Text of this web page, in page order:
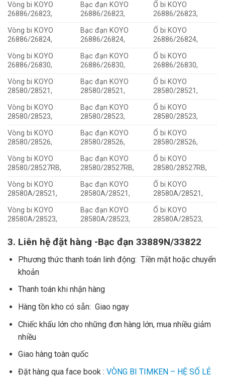
Vòng bi KOYO
26886/26823,
Bạc đạn KOYO
26886/26823,
Ổ bi KOYO
26886/26823,
Vòng bi KOYO
26886/26824,
Bạc đạn KOYO
26886/26824,
Ổ bi KOYO
26886/26824,
Vòng bi KOYO
26886/26830,
Bạc đạn KOYO
26886/26830,
Ổ bi KOYO
26886/26830,
Vòng bi KOYO
28580/28521,
Bạc đạn KOYO
28580/28521,
Ổ bi KOYO
28580/28521,
Vòng bi KOYO
28580/28523,
Bạc đạn KOYO
28580/28523,
Ổ bi KOYO
28580/28523,
Vòng bi KOYO
28580/28526,
Bạc đạn KOYO
28580/28526,
Ổ bi KOYO
28580/28526,
Vòng bi KOYO
28580/28527RB,
Bạc đạn KOYO
28580/28527RB,
Ổ bi KOYO
28580/28527RB,
Vòng bi KOYO
28580A/28521,
Bạc đạn KOYO
28580A/28521,
Ổ bi KOYO
28580A/28521,
Vòng bi KOYO
28580A/28523,
Bạc đạn KOYO
28580A/28523,
Ổ bi KOYO
28580A/28523,
3. Liên hệ đặt hàng -Bạc đạn 33889N/33822
Phương thức thanh toán linh động: Tiền mặt hoặc chuyển
khoản
Thanh toán khi nhận hàng
Hàng tồn kho có sẵn: Giao ngay
Chiếc khấu lớn cho những đơn hàng lớn, mua nhiều giảm
nhiều
Giao hàng toàn quốc
Đặt hàng qua face book : VÒNG BI TIMKEN – HỆ SỐ LẺ